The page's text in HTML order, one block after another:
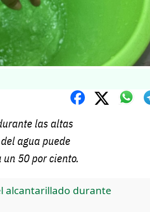
las altas
agua puede
50 por ciento.
alcantarillado durante